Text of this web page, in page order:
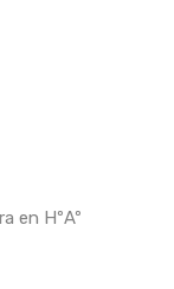
en HºAº